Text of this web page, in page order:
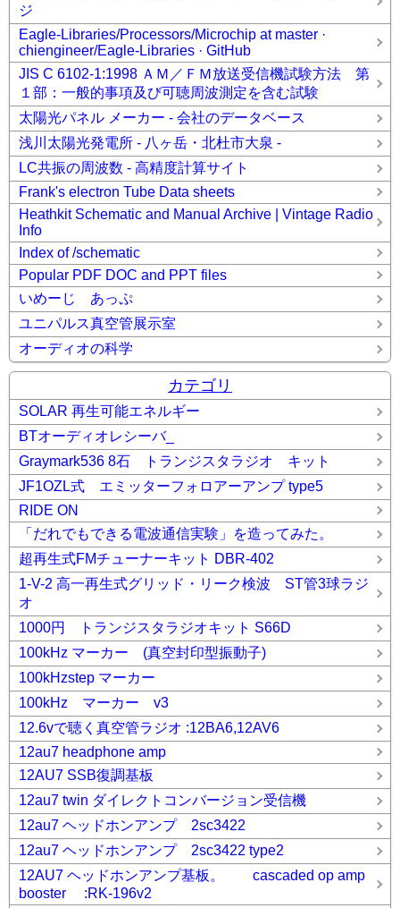
ジ
Eagle-Libraries/Processors/Microchip at master ·
chiengineer/Eagle-Libraries · GitHub
JIS C 6102-1:1998 ＡＭ／ＦＭ放送受信機試験方法 第
１部：一般的事項及び可聴周波測定を含む試験
太陽光パネル メーカー - 会社のデータベース
浅川太陽光発電所 - 八ヶ岳・北杜市大泉 -
LC共振の周波数 - 高精度計算サイト
Frank's electron Tube Data sheets
Heathkit Schematic and Manual Archive | Vintage Radio
Info
Index of /schematic
Popular PDF DOC and PPT files
いめーじ あっぷ
ユニパルス真空管展示室
オーディオの科学
カテゴリ
SOLAR 再生可能エネルギー
BTオーディオレシーバ_
Graymark536 8石 トランジスタラジオ キット
JF1OZL式 エミッターフォロアーアンプ type5
RIDE ON
「だれでもできる電波通信実験」を造ってみた。
超再生式FMチューナーキット DBR-402
1-V-2 高一再生式グリッド・リーク検波 ST管3球ラジ
オ
1000円 トランジスタラジオキット S66D
100kHz マーカー (真空封印型振動子)
100kHzstep マーカー
100kHz マーカー v3
12.6vで聴く真空管ラジオ :12BA6,12AV6
12au7 headphone amp
12AU7 SSB復調基板
12au7 twin ダイレクトコンバージョン受信機
12au7 ヘッドホンアンプ 2sc3422
12au7 ヘッドホンアンプ 2sc3422 type2
12AU7 ヘッドホンアンプ基板。 cascaded op amp
booster :RK-196v2